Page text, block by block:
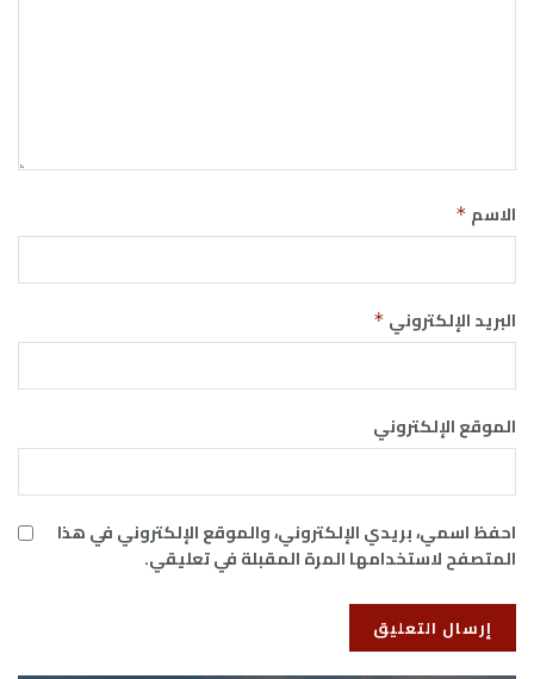
الاسم *
البريد الإلكتروني *
الموقع الإلكتروني
احفظ اسمي، بريدي الإلكتروني، والموقع الإلكتروني في هذا
المتصفح لاستخدامها المرة المقبلة في تعليقي.